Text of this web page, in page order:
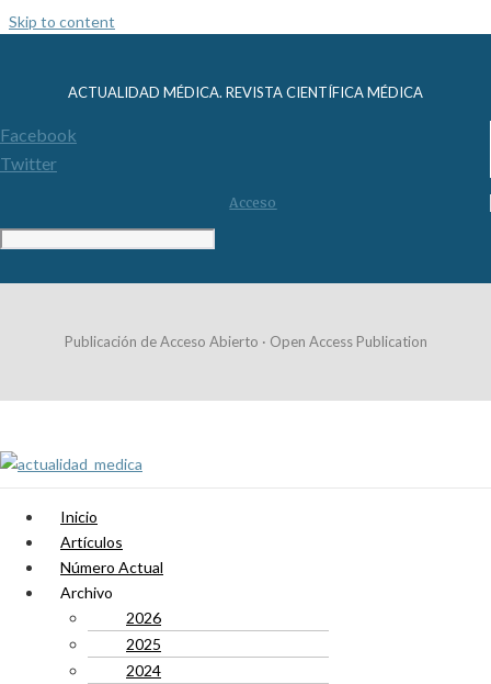
Skip to content
ACTUALIDAD MÉDICA. REVISTA CIENTÍFICA MÉDICA
Facebook
Twitter
Acceso
Publicación de Acceso Abierto · Open Access Publication
Inicio
Artículos
Número Actual
Archivo
2026
2025
2024